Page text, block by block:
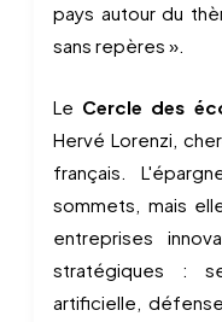
pays autour du
sans repères ».
Le Cercle des
Hervé Lorenzi,
français.
sommets, mais
entreprises
stratégiques :
artificielle,